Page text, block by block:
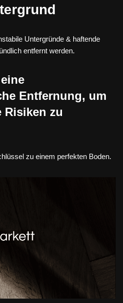
Untergründe & haftende
entfernt werden.
Entfernung, um
Risiken zu
zu einem perfekten Boden.